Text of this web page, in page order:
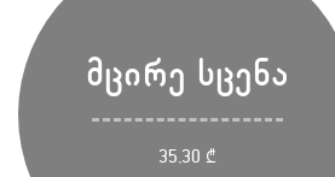
მცირე სცენა
35,30 ₾